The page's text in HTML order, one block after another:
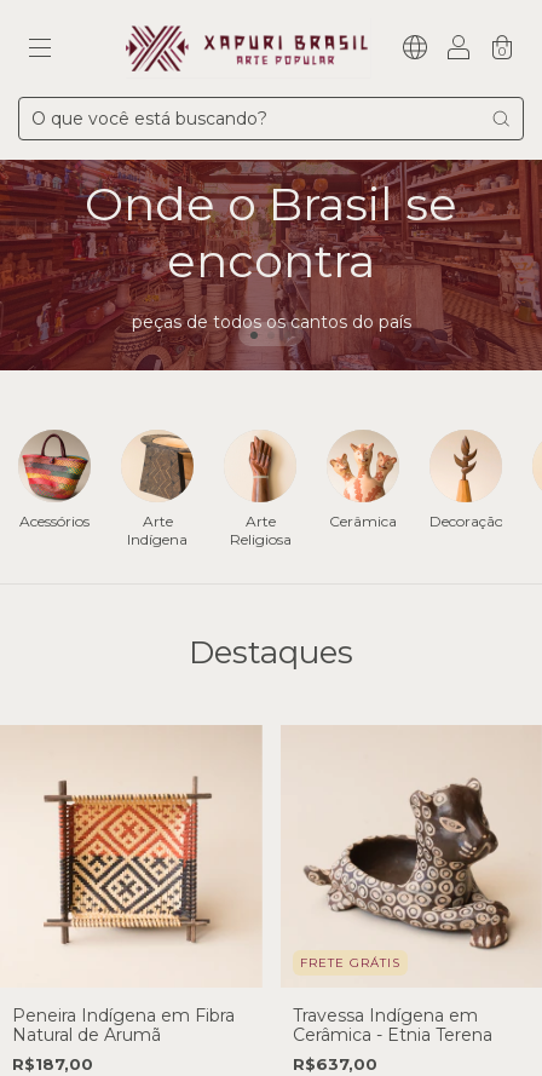
0
Onde o Brasil se
encontra
peças de todos os cantos do país
Acessórios
Arte
Indígena
Arte
Religiosa
Cerâmica Decoração
Destaques
Peneira Indígena em Fibra
Natural de Arumã
R$187,00
FRETE GRÁTIS
Travessa Indígena em
Cerâmica - Etnia Terena
R$637,00